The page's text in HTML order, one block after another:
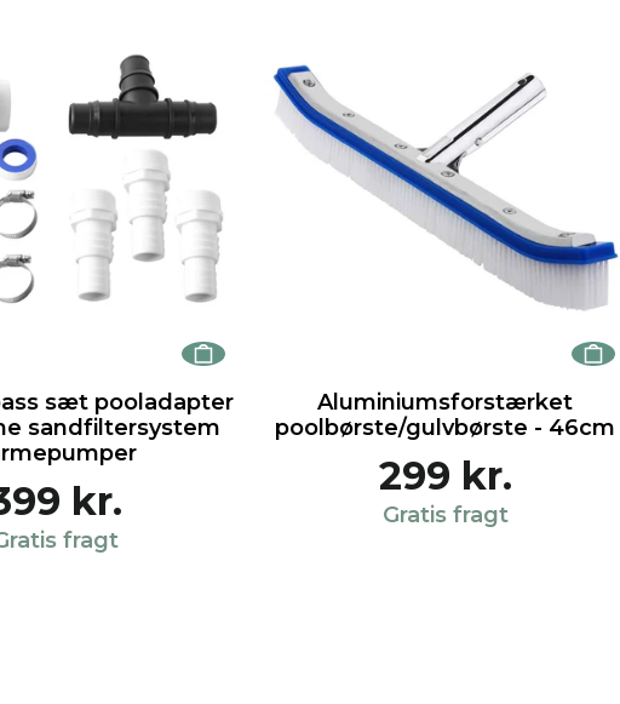
sæt pooladapter
sandfiltersystem
kr.
fragt
Aluminiumsforstærket
poolbørste/gulvbørste - 46cm
299 kr.
Gratis fragt